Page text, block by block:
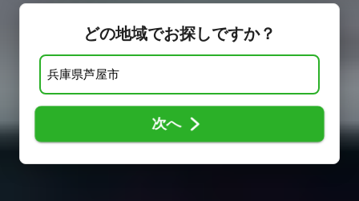
どの地域でお探しですか？
次へ